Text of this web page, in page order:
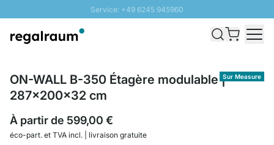
Service: +49 6245 945960
Livraison rapide - Livraison gratuite dès 100€
Sur Measure
ON-WALL B-350 Étagère modulable |
287x200x32 cm
À partir de 599,00 €
éco-part. et TVA incl. | livraison gratuite